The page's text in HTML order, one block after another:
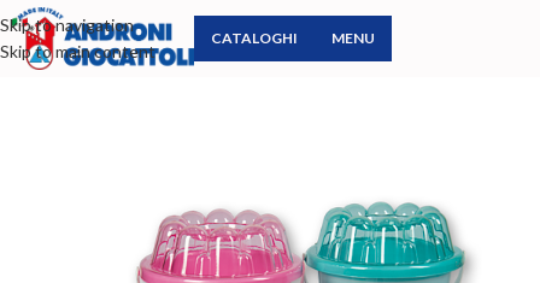
Skip to navigation
Skip to main content
CATALOGHI MENU